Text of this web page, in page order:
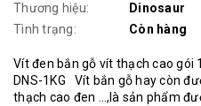
Thương hiệu:
Dinosaur
Tình trạng:
Còn hàng
Vít đen bắn gỗ vít thạch cao gói
DNS-1KG Vít bắn gỗ hay còn
thạch cao đen …,là sản phẩm